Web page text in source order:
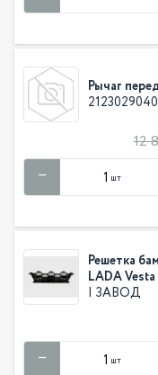
Рычаг
12
шт
Решетка
LADA
| ЗАВОД
шт